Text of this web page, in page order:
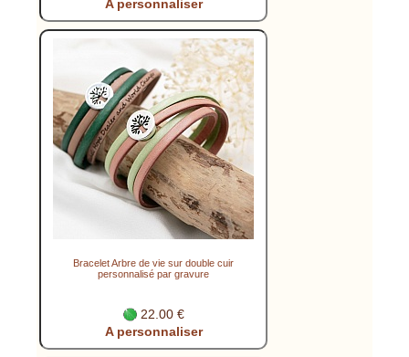
A personnaliser
Bracelet Arbre de vie sur double cuir
personnalisé par gravure
22.00 €
A personnaliser